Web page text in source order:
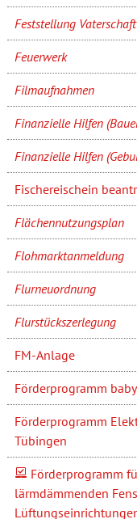
Feststellung Vaterschaft
Feuerwerk
Filmaufnahmen
Finanzielle Hilfen
Finanzielle Hilfen
Fischereischein
Flächennutzungsplan
Flohmarktanmeldung
Flurneuordnung
Flurstückszerlegung
FM-Anlage
Förderprogramm
Förderprogramm
Tübingen
Förderprogramm
lärmdämmenden